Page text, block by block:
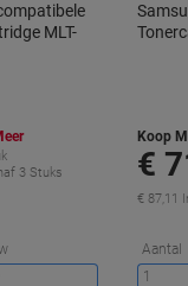
MLT-
3 Stuks
Korting
Koop
€
€ 87,11
Aantal
1